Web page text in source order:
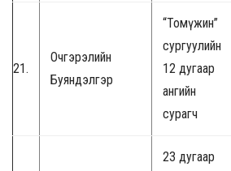
21.
Очгэрэлийн
Буяндэлгэр
“Томүжин”
сургуулийн
12 дугаар
ангийн
сурагч
23 дугаар